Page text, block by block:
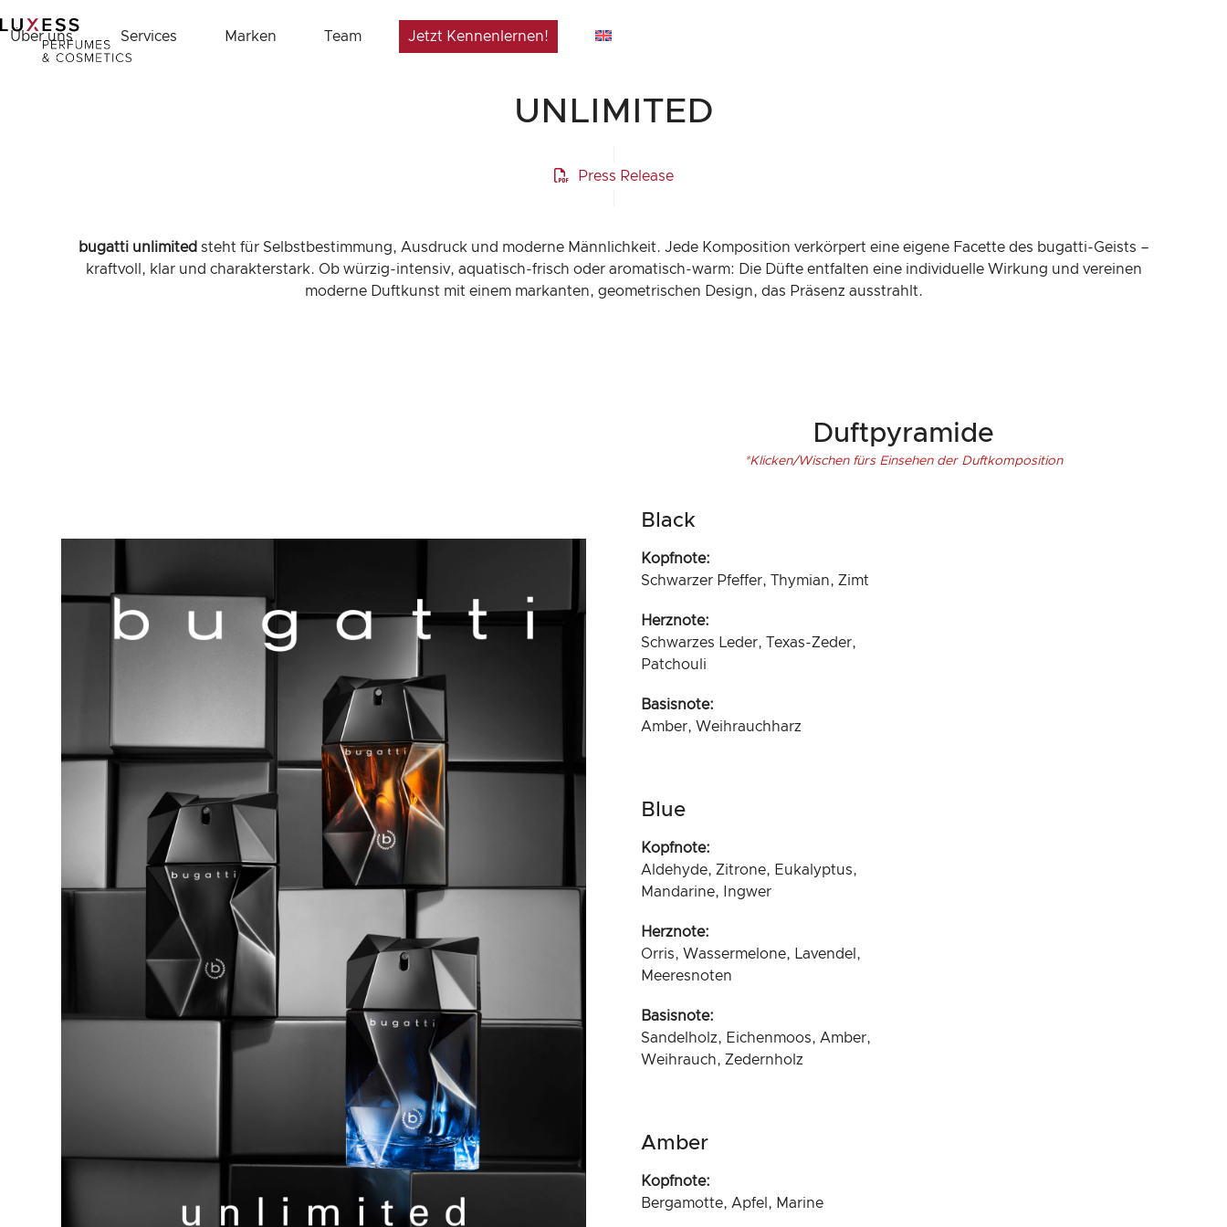
to
content
Über uns Services Marken Team Jetzt Kennenlernen!
UNLIMITED
Press Release
bugatti unlimited steht für Selbstbestimmung, Ausdruck und moderne Männlichkeit. Jede Komposition verkörpert eine eigene Facette des bugatti-Geists –
kraftvoll, klar und charakterstark. Ob würzig-intensiv, aquatisch-frisch oder aromatisch-warm: Die Düfte entfalten eine individuelle Wirkung und vereinen
moderne Duftkunst mit einem markanten, geometrischen Design, das Präsenz ausstrahlt.
Duftpyramide
*Klicken/Wischen fürs Einsehen der Duftkomposition
Black
Kopfnote:
Schwarzer Pfeffer, Thymian, Zimt
Herznote:
Schwarzes Leder, Texas-Zeder,
Patchouli
Basisnote:
Amber, Weihrauchharz
Blue
Kopfnote:
Aldehyde, Zitrone, Eukalyptus,
Mandarine, Ingwer
Herznote:
Orris, Wassermelone, Lavendel,
Meeresnoten
Basisnote:
Sandelholz, Eichenmoos, Amber,
Weihrauch, Zedernholz
Amber
Kopfnote:
Bergamotte, Apfel, Marine